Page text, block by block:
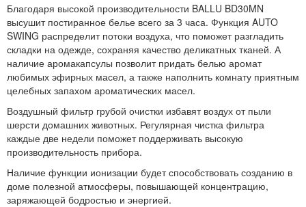
Благодаря высокой производительности BALLU BD30MN
высушит постиранное белье всего за 3 часа. Функция AUTO
SWING распределит потоки воздуха, что поможет разгладить
складки на одежде, сохраняя качество деликатных тканей. А
наличие аромакапсулы позволит придать белью аромат
любимых эфирных масел, а также наполнить комнату приятным
целебных запахом ароматических масел.
Воздушный фильтр грубой очистки избавят воздух от пыли
шерсти домашних животных. Регулярная чистка фильтра
каждые две недели поможет поддерживать высокую
производительность прибора.
Наличие функции ионизации будет способствовать созданию в
доме полезной атмосферы, повышающей концентрацию,
заряжающей бодростью и энергией.